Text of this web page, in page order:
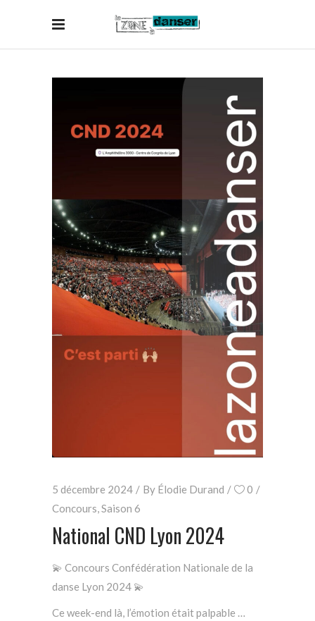
5 décembre 2024 By Élodie Durand
0
Concours,Saison 6
National CND Lyon 2024
💫 Concours Confédération Nationale de la
danse Lyon 2024 💫
Ce week-end là, l’émotion était palpable …